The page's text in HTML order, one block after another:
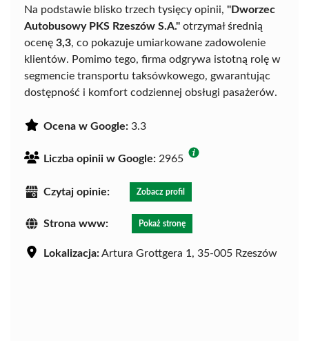
Na podstawie blisko trzech tysięcy opinii, "Dworzec
Autobusowy PKS Rzeszów S.A." otrzymał średnią
ocenę 3,3, co pokazuje umiarkowane zadowolenie
klientów. Pomimo tego, firma odgrywa istotną rolę w
segmencie transportu taksówkowego, gwarantując
dostępność i komfort codziennej obsługi pasażerów.
Ocena w Google: 3.3
Liczba opinii w Google: 2965
Czytaj opinie: Zobacz profil
Strona www: Pokaż stronę
Lokalizacja:Artura Grottgera 1, 35-005 Rzeszów